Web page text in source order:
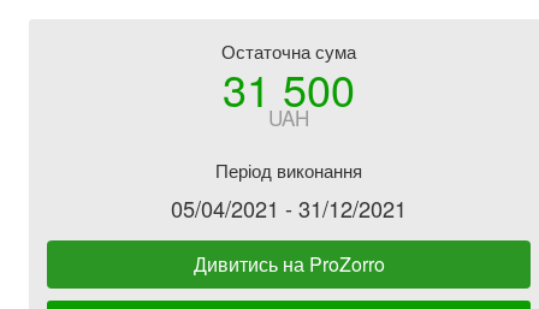
Остаточна сума
31 500
UAH
Період виконання
05/04/2021 - 31/12/2021
Дивитись на ProZorro